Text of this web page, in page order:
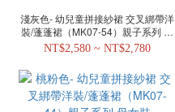
淺灰色- 幼兒童拼接紗裙 交叉綁帶洋
裝/蓬蓬裙（MK07-54）親子系列 母
女裝
NT$2,580 ~ NT$2,780